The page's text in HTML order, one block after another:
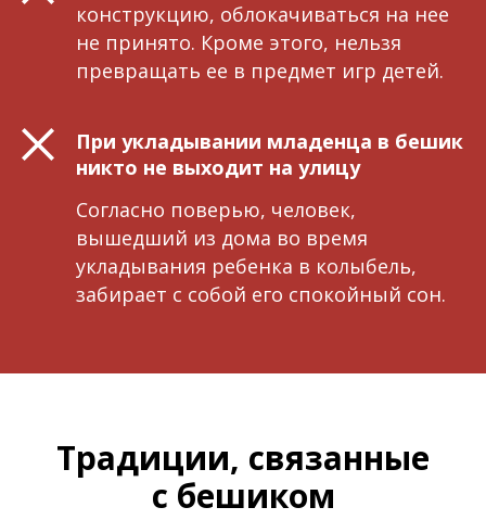
конструкцию, облокачиваться на нее
не принято. Кроме этого, нельзя
превращать ее в предмет игр детей.
При укладывании младенца в бешик
никто не выходит на улицу
Согласно поверью, человек,
вышедший из дома во время
укладывания ребенка в колыбель,
забирает с собой его спокойный сон.
Традиции, связанные
с бешиком